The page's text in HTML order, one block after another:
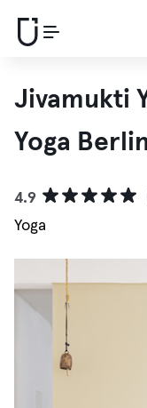
Jivamukti
Yoga
4.9
Yoga